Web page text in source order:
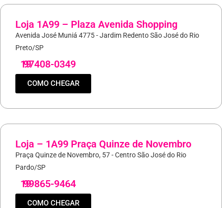
Loja 1A99 – Plaza Avenida Shopping
Avenida José Muniá 4775 - Jardim Redento São José do Rio
Preto/SP
19
97408-0349
COMO CHEGAR
Loja – 1A99 Praça Quinze de Novembro
Praça Quinze de Novembro, 57 - Centro São José do Rio
Pardo/SP
19
99865-9464
COMO CHEGAR